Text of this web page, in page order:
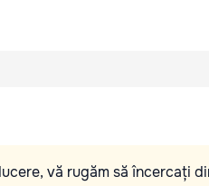
vă rugăm să încercați